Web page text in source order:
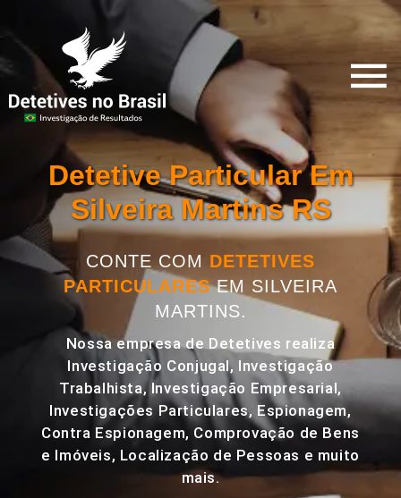
Detetive Particular Em
Silveira Martins RS
CONTE COM DETETIVES
PARTICULARESEM SILVEIRA
MARTINS.
Nossa empresa de Detetives realiza
Investigação Conjugal, Investigação
Trabalhista, Investigação Empresarial,
Investigações Particulares, Espionagem,
Contra Espionagem, Comprovação de Bens
e Imóveis, Localização de Pessoas e muito
mais.